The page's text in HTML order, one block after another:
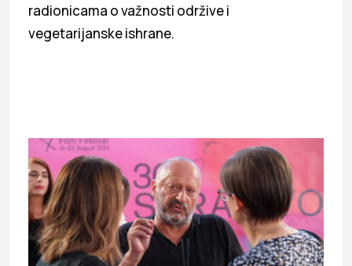
radionicama o važnosti održive i
vegetarijanske ishrane.